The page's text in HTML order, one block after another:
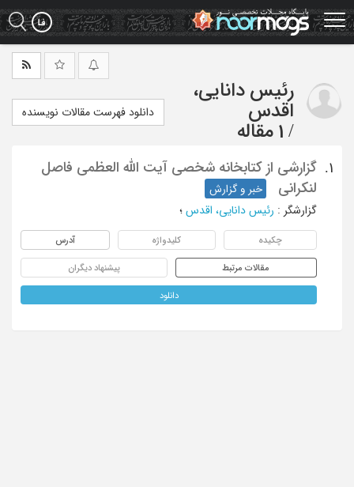
Skip
to
main
رئیس دانایی،
اقدس
/ 1 مقاله
دانلود فهرست مقالات نویسنده
1.
گزارشی از کتابخانه شخصی آیت الله العظمی فاصل
لنکرانی
خبر و گزارش
گزارشگر : رئیس دانایی، اقدس ؛
چکیده کلیدواژه آدرس
مقالات مرتبط پیشنهاد دیگران
دانلود